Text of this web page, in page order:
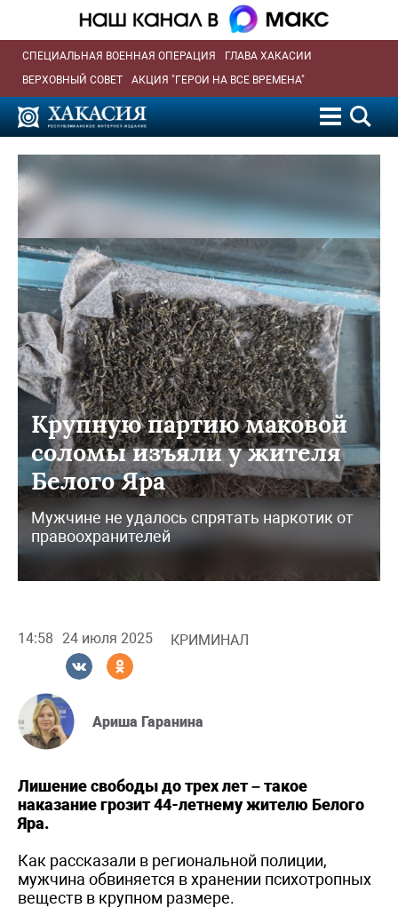
СПЕЦИАЛЬНАЯ ВОЕННАЯ ОПЕРАЦИЯ
ГЛАВА ХАКАСИИ
ВЕРХОВНЫЙ СОВЕТ
АКЦИЯ "ГЕРОИ НА ВСЕ ВРЕМЕНА"
Крупную партию маковой
соломы изъяли у жителя
Белого Яра
Мужчине не удалось спрятать наркотик от
правоохранителей
14:58 24 июля 2025 КРИМИНАЛ
Ариша Гаранина
Лишение свободы до трех лет – такое
наказание грозит 44-летнему жителю Белого
Яра.
Как рассказали в региональной полиции,
мужчина обвиняется в хранении психотропных
веществ в крупном размере.